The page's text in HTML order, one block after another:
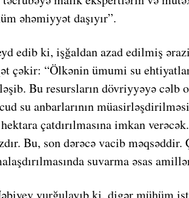
əhəmiyyət daşıyır”.
edib ki, işğaldan azad edilmiş
çəkir: “Ölkənin ümumi su
Bu resursların dövriyyəyə cəlb
su anbarlarının
çatdırılmasına imkan
Bu, son dərəcə vacib
suvarma əsas